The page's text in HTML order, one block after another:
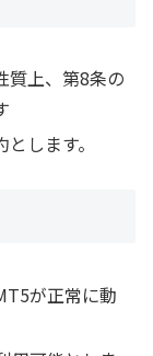
質上、第8条の
します。
が正常に動